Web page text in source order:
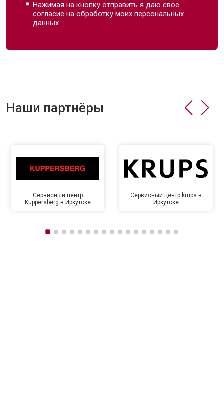
Нажимая на кнопку отправить я даю свое
согласие на обработку моихперсональных
данных.
Наши партнёры
Сервисный центр
Kuppersberg в Иркутске
Сервисный центр krups в
Иркутске